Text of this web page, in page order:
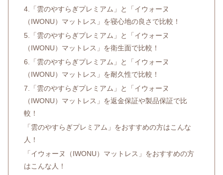
4.「雲のやすらぎプレミアム」と「イウォーヌ
（IWONU）マットレス」を寝心地の良さで比較！
5.「雲のやすらぎプレミアム」と「イウォーヌ
（IWONU）マットレス」を衛生面で比較！
6.「雲のやすらぎプレミアム」と「イウォーヌ
（IWONU）マットレス」を耐久性で比較！
7.「雲のやすらぎプレミアム」と「イウォーヌ
（IWONU）マットレス」を返金保証や製品保証で比
較！
「雲のやすらぎプレミアム」をおすすめの方はこんな
人！
「イウォーヌ（IWONU）マットレス」をおすすめの方
はこんな人！